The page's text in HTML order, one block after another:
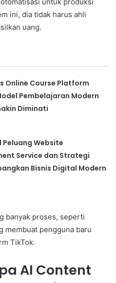
ini, dia tidak harus ahli
uang.
Online Course Platform
Pembelajaran Modern
Diminati
Peluang Website
Service dan Strategi
Bisnis Digital Modern
banyak proses, seperti
membuat pengguna baru
TikTok.
AI Content